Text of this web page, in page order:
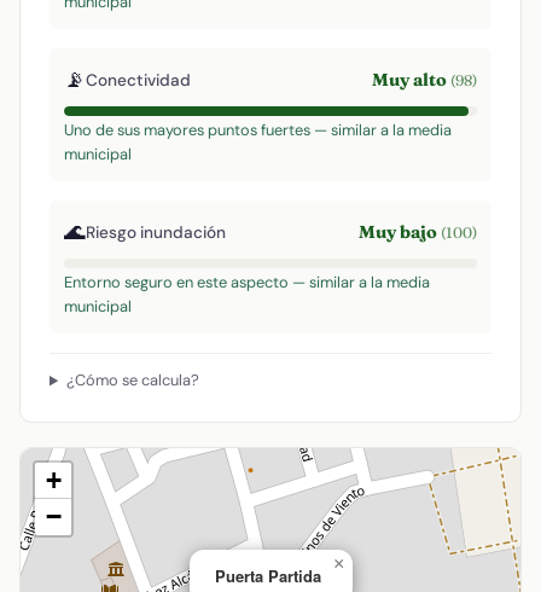
📡Conectividad Muy alto (98)
Uno de sus mayores puntos fuertes — similar a la media
municipal
🌊Riesgo inundación Muy bajo (100)
Entorno seguro en este aspecto — similar a la media
municipal
¿Cómo se calcula?
Puerta Partida
×
+
−